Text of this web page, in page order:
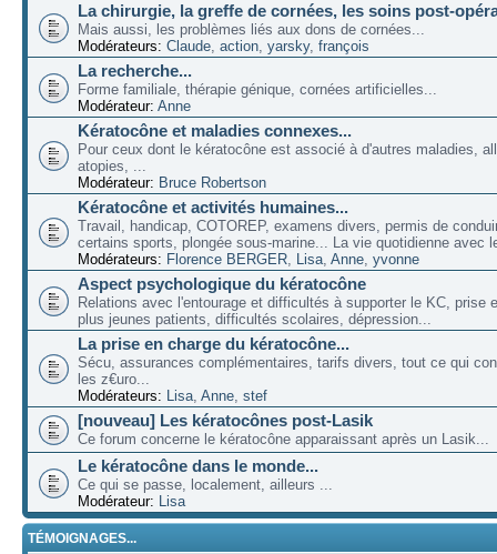
La chirurgie, la greffe de cornées, les soins post-
Mais aussi, les problèmes liés aux dons de cornées...
Modérateurs: Claude, action, yarsky, françois
La recherche...
Forme familiale, thérapie génique, cornées artificielles...
Modérateur: Anne
Kératocône et maladies connexes...
Pour ceux dont le kératocône est associé à d'autres maladies,
atopies, ...
Modérateur: Bruce Robertson
Kératocône et activités humaines...
Travail, handicap, COTOREP, examens divers, permis de
certains sports, plongée sous-marine... La vie quotidienne avec
Modérateurs: Florence BERGER, Lisa, Anne, yvonne
Aspect psychologique du kératocône
Relations avec l'entourage et difficultés à supporter le KC, prise
plus jeunes patients, difficultés scolaires, dépression...
La prise en charge du kératocône...
Sécu, assurances complémentaires, tarifs divers, tout ce qui
les z€uro...
Modérateurs: Lisa, Anne, stef
[nouveau] Les kératocônes post-Lasik
Ce forum concerne le kératocône apparaissant après un Lasik...
Le kératocône dans le monde...
Ce qui se passe, localement, ailleurs ...
Modérateur: Lisa
TÉMOIGNAGES...